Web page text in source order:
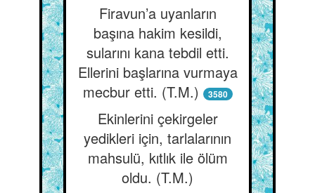
Firavun’a uyanların
başına hakim kesildi,
sularını kana tebdil etti.
Ellerini başlarına vurmaya
mecbur etti. (T.M.)
3580
Ekinlerini çekirgeler
yedikleri için, tarlalarının
mahsulü, kıtlık ile ölüm
oldu. (T.M.)